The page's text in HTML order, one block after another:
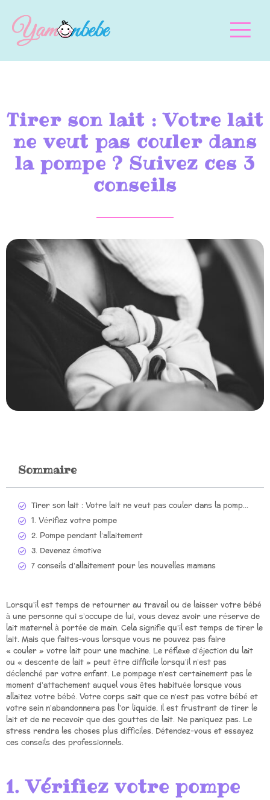
Tirer son lait : Votre lait
ne veut pas couler dans
la pompe ? Suivez ces 3
conseils
Sommaire
Tirer son lait : Votre lait ne veut pas couler dans la pompe ? Suivez ces 3 conseils
1. Vérifiez votre pompe
2. Pompe pendant l’allaitement
3. Devenez émotive
7 conseils d’allaitement pour les nouvelles mamans
Lorsqu’il est temps de retourner au travail ou de laisser votre bébé
à une personne qui s’occupe de lui, vous devez avoir une réserve de
lait maternel à portée de main. Cela signifie qu’il est temps de tirer le
lait. Mais que faites-vous lorsque vous ne pouvez pas faire
« couler » votre lait pour une machine. Le réflexe d’éjection du lait
ou « descente de lait » peut être difficile lorsqu’il n’est pas
déclenché par votre enfant. Le pompage n’est certainement pas le
moment d’attachement auquel vous êtes habituée lorsque vous
allaitez votre bébé. Votre corps sait que ce n’est pas votre bébé et
votre sein n’abandonnera pas l’or liquide. Il est frustrant de tirer le
lait et de ne recevoir que des gouttes de lait. Ne paniquez pas. Le
stress rendra les choses plus difficiles. Détendez-vous et essayez
ces conseils des professionnels.
1. Vérifiez votre pompe